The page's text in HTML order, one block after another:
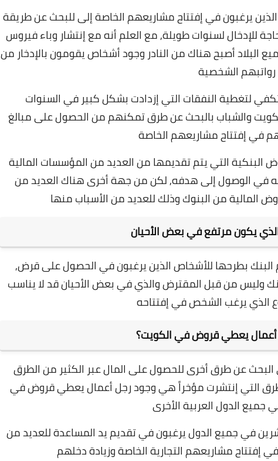
يرغبون في إفتتاح مشاريعهم الخاصة إلى للبحث عن طريقة
للإدخال لسنوات طويلة,مع العلم أنه مع إنتشار وباء فيروس
البلاد أصبح هناك من النادر وجود أشخاص يقومون بالإدخار من
رواتبهم الشخصية
لتغطية النفقات التي إزدادت بشكل كبير في السنوات
والشباب بالبحث عن طرق تمكنهم من الحصول على مبالغ
في إفتتاح مشاريعهم الخاصة
التي يتم تقديمها من العديد من المؤسسات المالية
في الوصول إلى هدفه,لكن من جهة أخرى هناك العديد من
المالية من البنوك وذلك للعديد من الأسباب منها
يكون مرتفع في بعض الأحيان
بطرحها للأشخاص الذين يرغبون في الحصول على قرض,
وليس من قبل المقترض والذي في بعض الأحيان قد لا يناسب
الذي يرغب الشخص في إفتتاحه
يعطي قروض في الكويت؟
عن طرق أخرى للحصول على المال عبر الكثير من الطرق
التي إنتشرت مؤخراً هي وجود رجل أعمال يعطي قروض في
جميع الدول العربية الأخرى
في جميع الدول يرغبون في تقديم يد المساعدة للعديد من
إفتتاح مشاريعهم التجارية الخاصة وزيادة دخلهم